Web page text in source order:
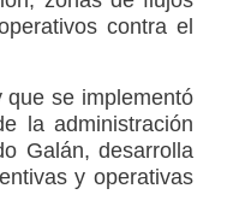
contra el
que se implementó
la administración
Galán, desarrolla
y operativas